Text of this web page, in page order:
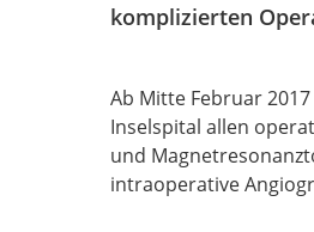
komplizierten
Ab Mitte Februar
Inselspital allen
und
intraoperative